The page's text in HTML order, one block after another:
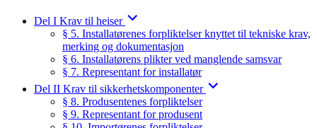
Del I Krav til heiser
§ 5. Installatørenes forpliktelser knyttet til tekniske krav,
merking og dokumentasjon
§ 6. Installatørens plikter ved manglende samsvar
§ 7. Representant for installatør
Del II Krav til sikkerhetskomponenter
§ 8. Produsentenes forpliktelser
§ 9. Representant for produsent